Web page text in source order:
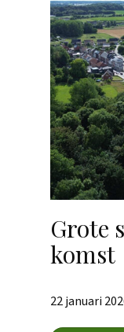
Grote
komst
22 januari